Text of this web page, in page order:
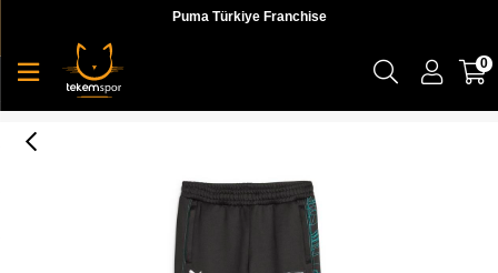
Puma Türkiye Franchise
0